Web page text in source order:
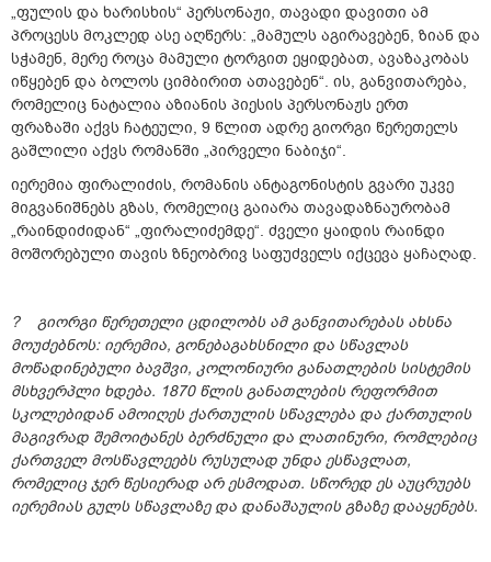
„ფულის და ხარისხის“ პერსონაჟი, თავადი დავითი ამ
პროცესს მოკლედ ასე აღწერს: „მამულს აგირავებენ, ზიან და
სჭამენ, მერე როცა მამული ტორგით ეყიდებათ, ავაზაკობას
იწყებენ და ბოლოს ციმბირით ათავებენ“. ის, განვითარება,
რომელიც ნატალია აზიანის პიესის პერსონაჟს ერთ
ფრაზაში აქვს ჩატეული, 9 წლით ადრე გიორგი წერეთელს
გაშლილი აქვს რომანში „პირველი ნაბიჯი“.
იერემია ფირალიძის, რომანის ანტაგონისტის გვარი უკვე
მიგვანიშნებს გზას, რომელიც გაიარა თავადაზნაურობამ
„რაინდიძიდან“ „ფირალიძემდე“. ძველი ყაიდის რაინდი
მოშორებული თავის ზნეობრივ საფუძველს იქცევა ყაჩაღად.
? გიორგი წერეთელი ცდილობს ამ განვითარებას ახსნა
მოუძებნოს: იერემია, გონებაგახსნილი და სწავლას
მოწადინებული ბავშვი, კოლონიური განათლების სისტემის
მსხვერპლი ხდება. 1870 წლის განათლების რეფორმით
სკოლებიდან ამოიღეს ქართულის სწავლება და ქართულის
მაგივრად შემოიტანეს ბერძნული და ლათინური, რომლებიც
ქართველ მოსწავლეებს რუსულად უნდა ესწავლათ,
რომელიც ჯერ წესიერად არ ესმოდათ. სწორედ ეს აუცრუებს
იერემიას გულს სწავლაზე და დანაშაულის გზაზე დააყენებს.